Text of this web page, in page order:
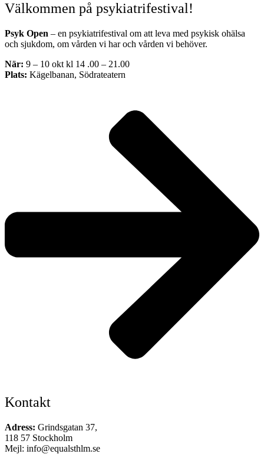
Välkommen på psykiatrifestival!
Psyk Open – en psykiatrifestival om att leva med psykisk ohälsa
och sjukdom, om vården vi har och vården vi behöver.
När: 9 – 10 okt kl 14 .00 – 21.00
Plats: Kägelbanan, Södrateatern
Kontakt
Adress: Grindsgatan 37,
118 57 Stockholm
Mejl: info@equalsthlm.se